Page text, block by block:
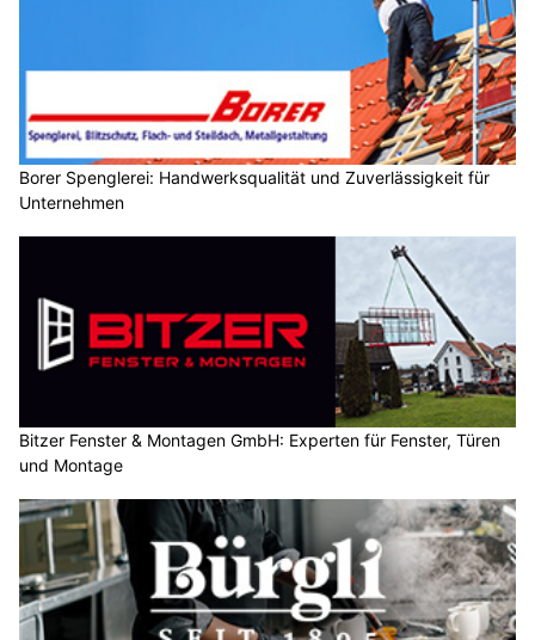
Borer Spenglerei: Handwerksqualität und Zuverlässigkeit für
Unternehmen
Bitzer Fenster & Montagen GmbH: Experten für Fenster, Türen
und Montage